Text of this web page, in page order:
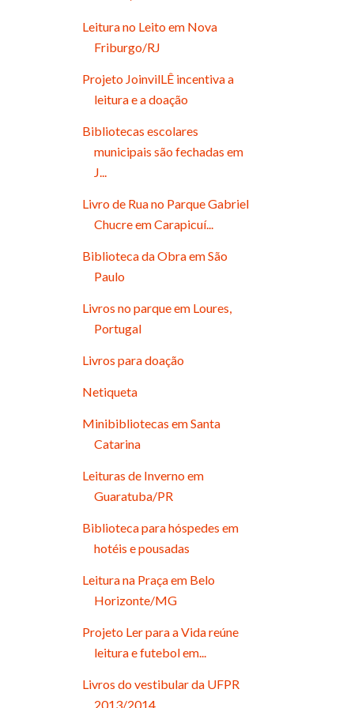
Leitura no Leito em Nova
Friburgo/RJ
Projeto JoinvilLÊ incentiva a
leitura e a doação
Bibliotecas escolares
municipais são fechadas em
J...
Livro de Rua no Parque Gabriel
Chucre em Carapicuí...
Biblioteca da Obra em São
Paulo
Livros no parque em Loures,
Portugal
Livros para doação
Netiqueta
Minibibliotecas em Santa
Catarina
Leituras de Inverno em
Guaratuba/PR
Biblioteca para hóspedes em
hotéis e pousadas
Leitura na Praça em Belo
Horizonte/MG
Projeto Ler para a Vida reúne
leitura e futebol em...
Livros do vestibular da UFPR
2013/2014